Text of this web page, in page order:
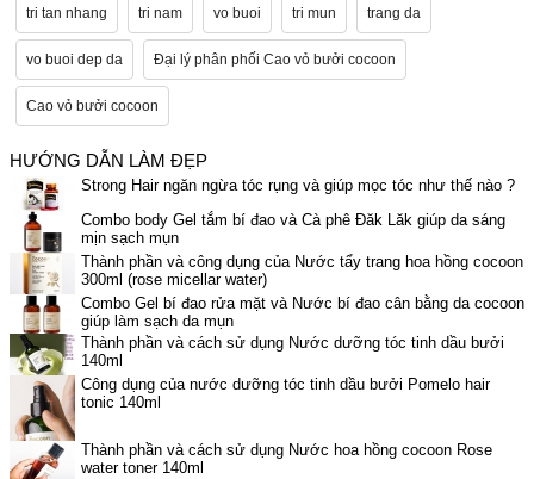
tri tan nhang tri nam vo buoi tri mun trang da
vo buoi dep da Đại lý phân phối Cao vỏ bưởi cocoon
Cao vỏ bưởi cocoon
HƯỚNG DẪN LÀM ĐẸP
Strong Hair ngăn ngừa tóc rụng và giúp mọc tóc như thế nào ?
Combo body Gel tắm bí đao và Cà phê Đăk Lăk giúp da sáng
mịn sạch mụn
Thành phần và công dụng của Nước tẩy trang hoa hồng cocoon
300ml (rose micellar water)
Combo Gel bí đao rửa mặt và Nước bí đao cân bằng da cocoon
giúp làm sạch da mụn
Thành phần và cách sử dụng Nước dưỡng tóc tinh dầu bưởi
140ml
Công dụng của nước dưỡng tóc tinh dầu bưởi Pomelo hair
tonic 140ml
Thành phần và cách sử dụng Nước hoa hồng cocoon Rose
water toner 140ml